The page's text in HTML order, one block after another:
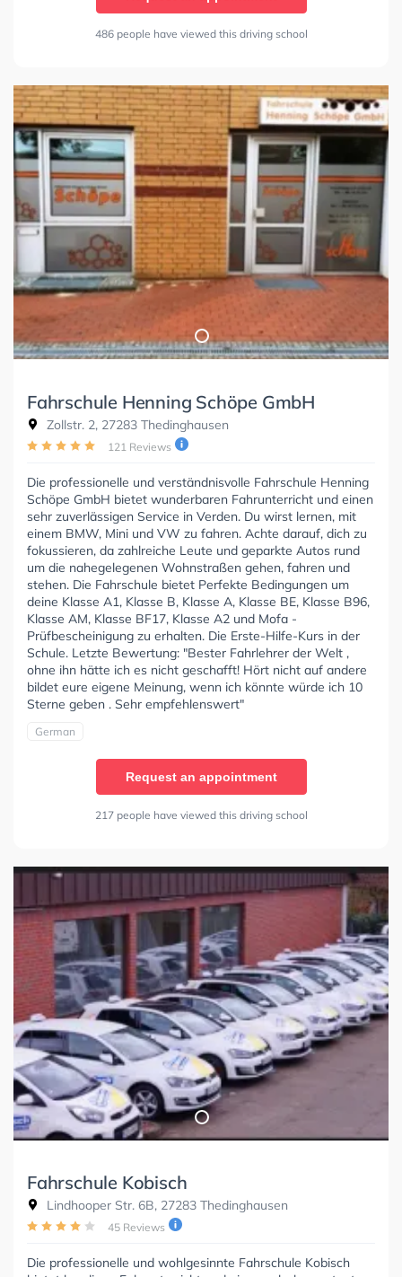
486 people have viewed this driving school
Fahrschule Henning Schöpe GmbH
Zollstr. 2, 27283 Thedinghausen
121 Reviews
Die professionelle und verständnisvolle Fahrschule Henning
Schöpe GmbH bietet wunderbaren Fahrunterricht und einen
sehr zuverlässigen Service in Verden. Du wirst lernen, mit
einem BMW, Mini und VW zu fahren. Achte darauf, dich zu
fokussieren, da zahlreiche Leute und geparkte Autos rund
um die nahegelegenen Wohnstraßen gehen, fahren und
stehen. Die Fahrschule bietet Perfekte Bedingungen um
deine Klasse A1, Klasse B, Klasse A, Klasse BE, Klasse B96,
Klasse AM, Klasse BF17, Klasse A2 und Mofa -
Prüfbescheinigung zu erhalten. Die Erste-Hilfe-Kurs in der
Schule. Letzte Bewertung: "Bester Fahrlehrer der Welt ,
ohne ihn hätte ich es nicht geschafft! Hört nicht auf andere
bildet eure eigene Meinung, wenn ich könnte würde ich 10
Sterne geben . Sehr empfehlenswert"
German
Request an appointment
217 people have viewed this driving school
Fahrschule Kobisch
Lindhooper Str. 6B, 27283 Thedinghausen
45 Reviews
Die professionelle und wohlgesinnte Fahrschule Kobisch